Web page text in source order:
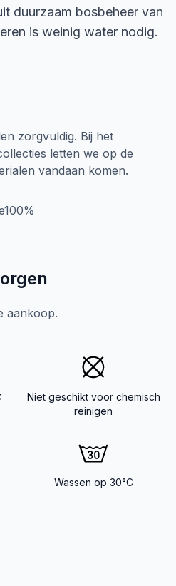
duurzaam bosbeheer van
is weinig water nodig.
zorgvuldig. Bij het
letten we op de
vandaan komen.
aankoop.
Niet geschikt voor chemisch
reinigen
Wassen op 30°C